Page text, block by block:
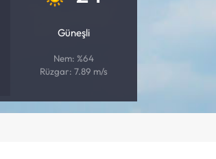
Güneşli
Nem: %64
Rüzgar: 7.89 m/s